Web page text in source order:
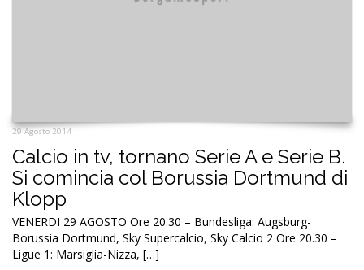
29 Agosto 2014
Calcio in tv, tornano Serie A e Serie B.
Si comincia col Borussia Dortmund di
Klopp
VENERDI 29 AGOSTO Ore 20.30 – Bundesliga: Augsburg-
Borussia Dortmund, Sky Supercalcio, Sky Calcio 2 Ore 20.30 –
Ligue 1: Marsiglia-Nizza, […]